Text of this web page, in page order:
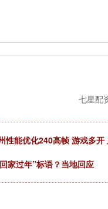
七星配
能优化240高帧 游戏多
家过年”标语？当地回应